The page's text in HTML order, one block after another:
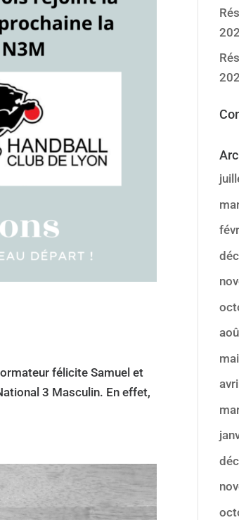
félicite Samuel et
3 Masculin. En effet,